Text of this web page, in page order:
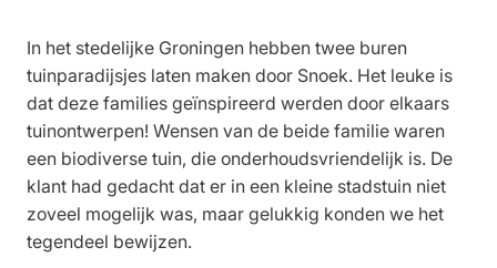
In het stedelijke Groningen hebben twee buren
tuinparadijsjes laten maken door Snoek. Het leuke is
dat deze families geïnspireerd werden door elkaars
tuinontwerpen! Wensen van de beide familie waren
een biodiverse tuin, die onderhoudsvriendelijk is. De
klant had gedacht dat er in een kleine stadstuin niet
zoveel mogelijk was, maar gelukkig konden we het
tegendeel bewijzen.